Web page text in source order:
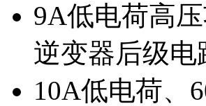
9A低电荷高
逆变器后级电
10A低电荷、